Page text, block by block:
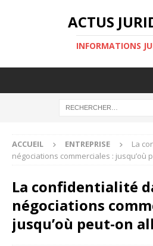
ACTUS
INFORMATIONS
ACCUEIL ENTREPRISE
La
négociations commerciales : jusqu’où
La confidentialité
négociations
jusqu’où peut-on